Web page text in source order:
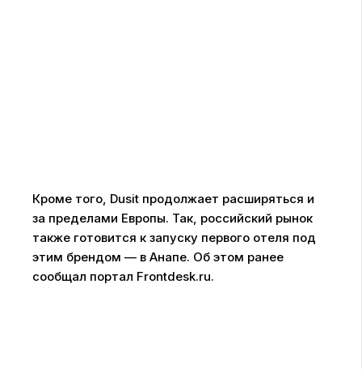
Кроме того, Dusit продолжает расширяться и
за пределами Европы. Так, российский рынок
также готовится к запуску первого отеля под
этим брендом — в Анапе. Об этом ранее
сообщал портал Frontdesk.ru.